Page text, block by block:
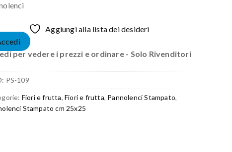
Aggiungi alla lista dei desideri
per vedere i prezzi e ordinare - Solo Rivenditori
PS-109
Fiori e frutta, Fiori e frutta, Pannolenci Stampato,
Stampato cm 25x25